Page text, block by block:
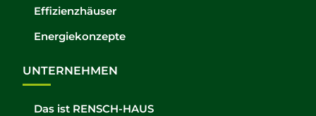
Effizienzhäuser
Energiekonzepte
UNTERNEHMEN
Das ist RENSCH-HAUS